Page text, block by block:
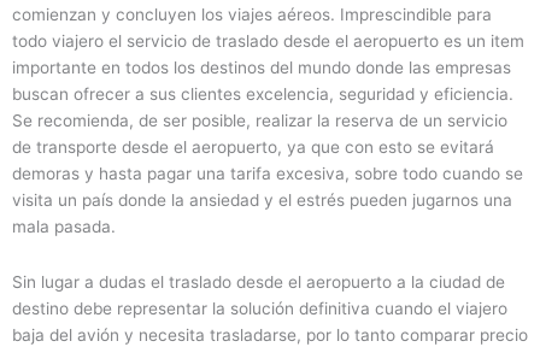
comienzan y concluyen los viajes aéreos. Imprescindible para
todo viajero el servicio de traslado desde el aeropuerto es un item
importante en todos los destinos del mundo donde las empresas
buscan ofrecer a sus clientes excelencia, seguridad y eficiencia.
Se recomienda, de ser posible, realizar la reserva de un servicio
de transporte desde el aeropuerto, ya que con esto se evitará
demoras y hasta pagar una tarifa excesiva, sobre todo cuando se
visita un país donde la ansiedad y el estrés pueden jugarnos una
mala pasada.
Sin lugar a dudas el traslado desde el aeropuerto a la ciudad de
destino debe representar la solución definitiva cuando el viajero
baja del avión y necesita trasladarse, por lo tanto comparar precio